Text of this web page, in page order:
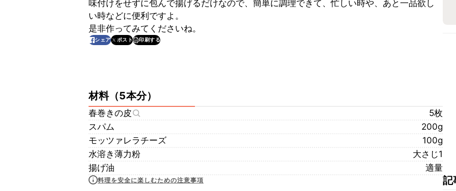
味付けをせずに包んで揚げるだけなので、簡単に調理できて、忙しい時や、あと一品欲し
い時などに便利ですよ。
是非作ってみてくださいね。
シェア ポスト 印刷する
材料（5本分）
春巻きの皮
5枚
スパム
200g
モッツァレラチーズ
100g
水溶き薄力粉
大さじ1
揚げ油
適量
料理を安全に楽しむための注意事項 記